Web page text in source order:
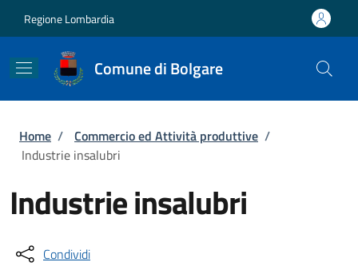
Regione Lombardia
Comune di Bolgare
Briciole di pane
Home / Commercio ed Attività produttive /
Industrie insalubri
Industrie insalubri
Condividi